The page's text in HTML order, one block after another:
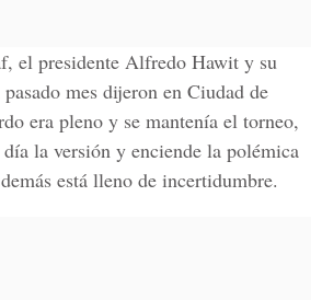
el presidente Alfredo Hawit y su
mes dijeron en Ciudad de
era pleno y se mantenía el torneo,
la versión y enciende la polémica
está lleno de incertidumbre.